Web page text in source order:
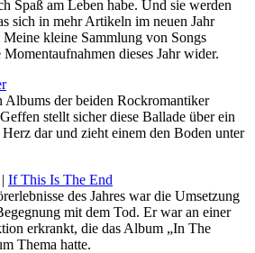
Spaß am Leben habe. Und sie werden
sich in mehr Artikeln im neuen Jahr
kleine Sammlung von Songs
dieses Jahr wider.
der beiden Rockromantiker
stellt sicher diese Ballade über ein
dar und zieht einem den Boden unter
If This Is The End
des Jahres war die Umsetzung
mit dem Tod. Er war an einer
erkrankt, die das Album „In The
Thema hatte.